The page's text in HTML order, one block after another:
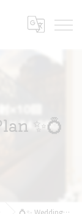
✨💍